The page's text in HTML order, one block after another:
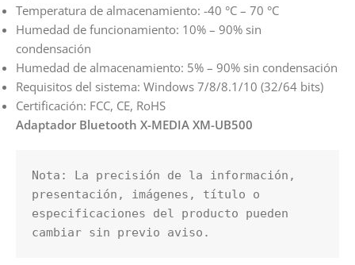
Temperatura de almacenamiento: -40 °C – 70 °C
Humedad de funcionamiento: 10% – 90% sin
condensación
Humedad de almacenamiento: 5% – 90% sin condensación
Requisitos del sistema: Windows 7/8/8.1/10 (32/64 bits)
Certificación: FCC, CE, RoHS
Adaptador Bluetooth X-MEDIA XM-UB500
Nota: La precisión de la información,
presentación, imágenes, título o
especificaciones del producto pueden
cambiar sin previo aviso.